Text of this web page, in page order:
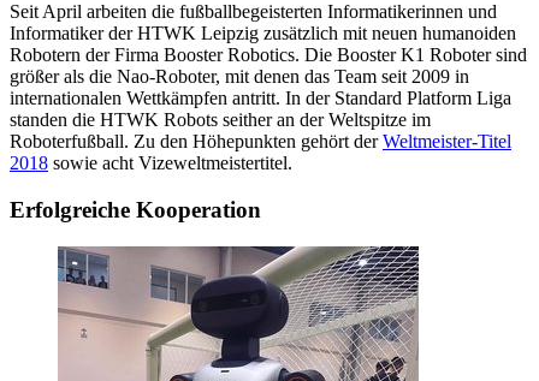
Seit April arbeiten die fußballbegeisterten Informatikerinnen und
Informatiker der HTWK Leipzig zusätzlich mit neuen humanoiden
Robotern der Firma Booster Robotics. Die Booster K1 Roboter sind
größer als die Nao-Roboter, mit denen das Team seit 2009 in
internationalen Wettkämpfen antritt. In der Standard Platform Liga
standen die HTWK Robots seither an der Weltspitze im
Roboterfußball. Zu den Höhepunkten gehört derWeltmeister-Titel
2018 sowie acht Vizeweltmeistertitel.
Erfolgreiche Kooperation